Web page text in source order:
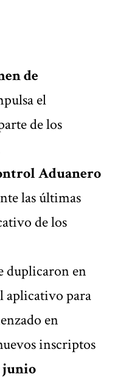
de
el
de los
Aduanero
las últimas
de los
duplicaron en
aplicativo para
en
inscriptos
junio